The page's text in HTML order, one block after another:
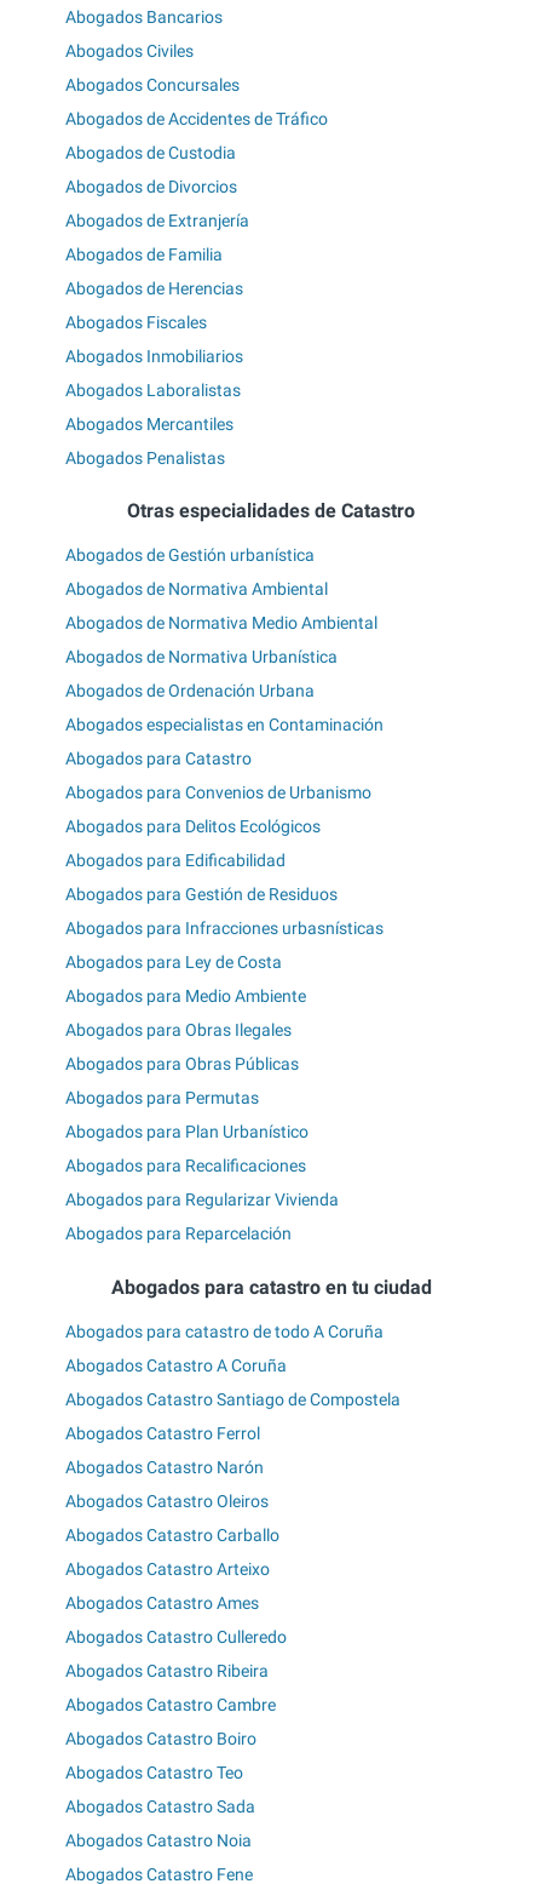
Abogados Bancarios
Abogados Civiles
Abogados Concursales
Abogados de Accidentes de Tráfico
Abogados de Custodia
Abogados de Divorcios
Abogados de Extranjería
Abogados de Familia
Abogados de Herencias
Abogados Fiscales
Abogados Inmobiliarios
Abogados Laboralistas
Abogados Mercantiles
Abogados Penalistas
Otras especialidades de Catastro
Abogados de Gestión urbanística
Abogados de Normativa Ambiental
Abogados de Normativa Medio Ambiental
Abogados de Normativa Urbanística
Abogados de Ordenación Urbana
Abogados especialistas en Contaminación
Abogados para Catastro
Abogados para Convenios de Urbanismo
Abogados para Delitos Ecológicos
Abogados para Edificabilidad
Abogados para Gestión de Residuos
Abogados para Infracciones urbasnísticas
Abogados para Ley de Costa
Abogados para Medio Ambiente
Abogados para Obras Ilegales
Abogados para Obras Públicas
Abogados para Permutas
Abogados para Plan Urbanístico
Abogados para Recalificaciones
Abogados para Regularizar Vivienda
Abogados para Reparcelación
Abogados para catastro en tu ciudad
Abogados para catastro de todo A Coruña
Abogados Catastro A Coruña
Abogados Catastro Santiago de Compostela
Abogados Catastro Ferrol
Abogados Catastro Narón
Abogados Catastro Oleiros
Abogados Catastro Carballo
Abogados Catastro Arteixo
Abogados Catastro Ames
Abogados Catastro Culleredo
Abogados Catastro Ribeira
Abogados Catastro Cambre
Abogados Catastro Boiro
Abogados Catastro Teo
Abogados Catastro Sada
Abogados Catastro Noia
Abogados Catastro Fene